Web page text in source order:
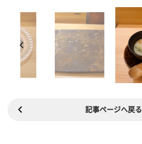
記事ページへ戻る